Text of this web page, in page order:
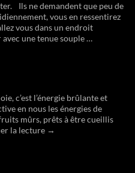
Ils ne demandent que peu de
vous en ressentirez
vous dans un endroit
une tenue souple …
c’est l’énergie brûlante et
en nous les énergies de
mûrs, prêts à être cueillis
la lecture →